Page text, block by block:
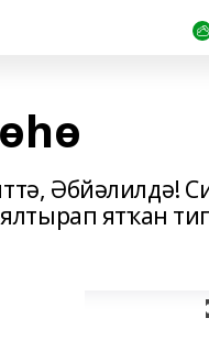
Әбйәлилдә!
ятҡан